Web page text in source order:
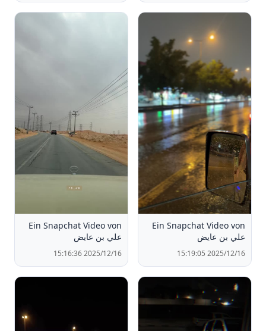
علي بن عايض
2025/12/16 15:19:05
علي بن عايض
2025/12/16 15:16:36